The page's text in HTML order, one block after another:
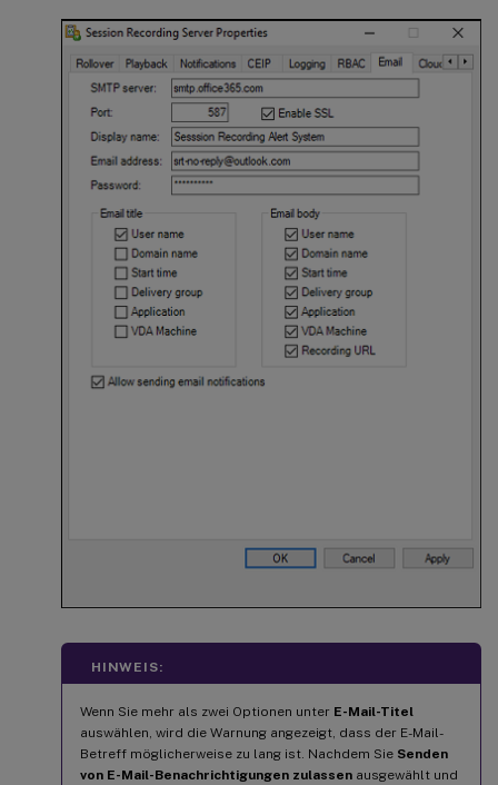
HINWEIS:
Wenn Sie mehr als zwei Optionen unter E-Mail-Titel
auswählen, wird die Warnung angezeigt, dass der E-Mail-
Betreff möglicherweise zu lang ist. Nachdem Sie Senden
von E-Mail-Benachrichtigungen zulassen ausgewählt und